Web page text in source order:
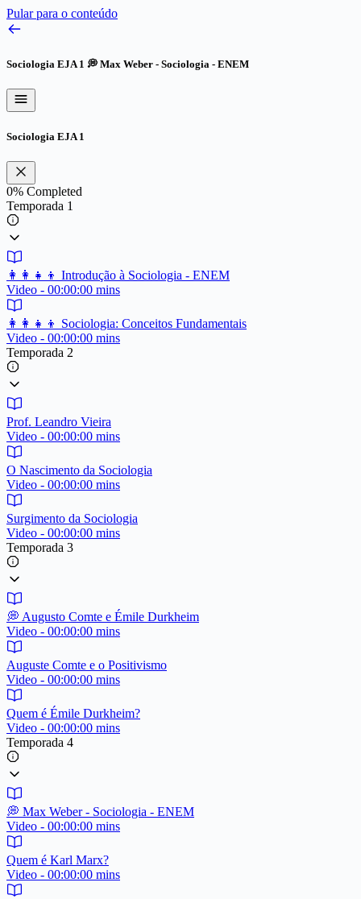
Pular para o conteúdo
Sociologia EJA 1 💭 Max Weber - Sociologia - ENEM
Sociologia EJA 1
0% Completed
Temporada 1
👩‍👩‍👧‍👦 Introdução à Sociologia - ENEM
Video - 00:00:00 mins
👩‍👩‍👧‍👦 Sociologia: Conceitos Fundamentais
Video - 00:00:00 mins
Temporada 2
Prof. Leandro Vieira
Video - 00:00:00 mins
O Nascimento da Sociologia
Video - 00:00:00 mins
Surgimento da Sociologia
Video - 00:00:00 mins
Temporada 3
💭 Augusto Comte e Émile Durkheim
Video - 00:00:00 mins
Auguste Comte e o Positivismo
Video - 00:00:00 mins
Quem é Émile Durkheim?
Video - 00:00:00 mins
Temporada 4
💭 Max Weber - Sociologia - ENEM
Video - 00:00:00 mins
Quem é Karl Marx?
Video - 00:00:00 mins